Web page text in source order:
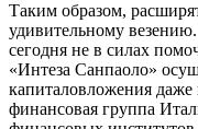
Таким образом,
удивительному
сегодня не в силах
«Интеза Санпаоло»
капиталовложения
финансовая группа